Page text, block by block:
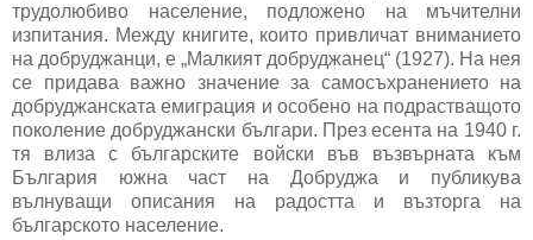
трудолюбиво население, подложено на мъчителни
изпитания. Между книгите, които привличат вниманието
на добруджанци, е „Малкият добруджанец“ (1927). На нея
се придава важно значение за самосъхранението на
добруджанската емиграция и особено на подрастващото
поколение добруджански българи. През есента на 1940 г.
тя влиза с българските войски във възвърната към
България южна част на Добруджа и публикува
вълнуващи описания на радостта и възторга на
българското население.